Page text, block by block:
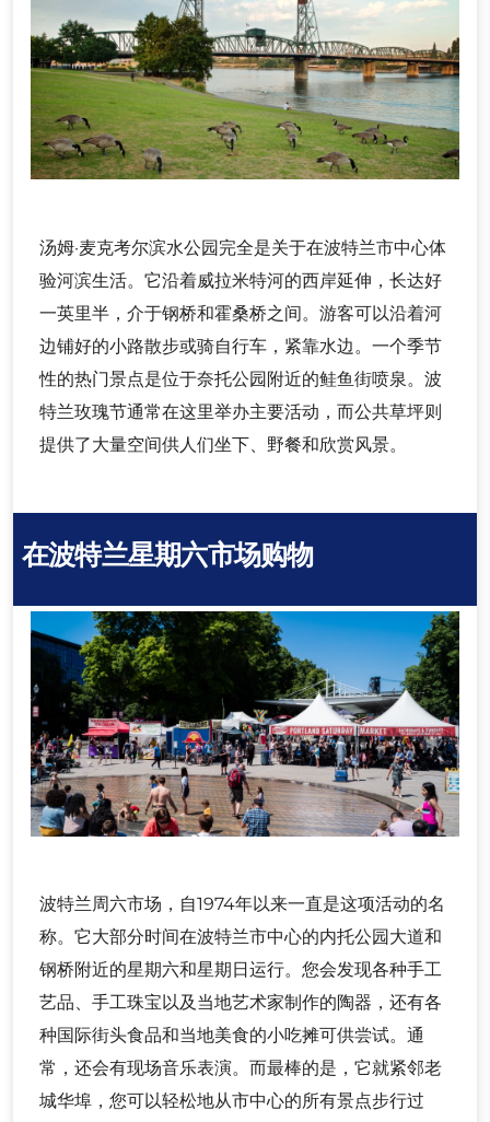
汤姆·麦克考尔滨水公园完全是关于在波特兰市中心体
验河滨生活。它沿着威拉米特河的西岸延伸，长达好
一英里半，介于钢桥和霍桑桥之间。游客可以沿着河
边铺好的小路散步或骑自行车，紧靠水边。一个季节
性的热门景点是位于奈托公园附近的鲑鱼街喷泉。波
特兰玫瑰节通常在这里举办主要活动，而公共草坪则
提供了大量空间供人们坐下、野餐和欣赏风景。
在波特兰星期六市场购物
波特兰周六市场，自1974年以来一直是这项活动的名
称。它大部分时间在波特兰市中心的内托公园大道和
钢桥附近的星期六和星期日运行。您会发现各种手工
艺品、手工珠宝以及当地艺术家制作的陶器，还有各
种国际街头食品和当地美食的小吃摊可供尝试。通
常，还会有现场音乐表演。而最棒的是，它就紧邻老
城华埠，您可以轻松地从市中心的所有景点步行过